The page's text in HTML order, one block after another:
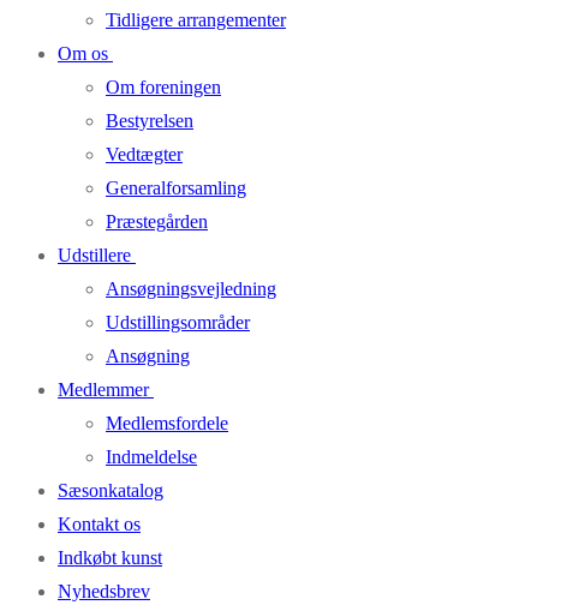
Tidligere arrangementer
Om os
Om foreningen
Bestyrelsen
Vedtægter
Generalforsamling
Præstegården
Udstillere
Ansøgningsvejledning
Udstillingsområder
Ansøgning
Medlemmer
Medlemsfordele
Indmeldelse
Sæsonkatalog
Kontakt os
Indkøbt kunst
Nyhedsbrev